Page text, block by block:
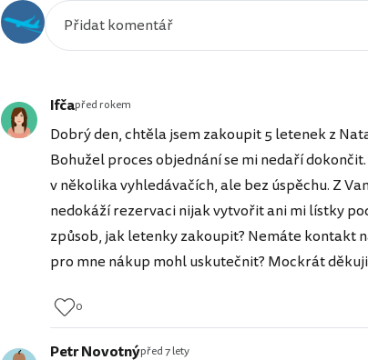
Ifčapřed rokem
Dobrý den, chtěla jsem zakoupit 5 letenek z
Bohužel proces objednání se mi nedaří
v několika vyhledávačích, ale bez úspěchu. Z
nedokáží rezervaci nijak vytvořit ani mi lístky
způsob, jak letenky zakoupit? Nemáte kontakt
pro mne nákup mohl uskutečnit? Mockrát
0
Petr Novotnýpřed 7 lety